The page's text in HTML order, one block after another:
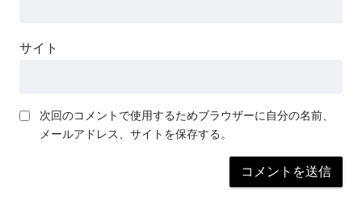
サイト
次回のコメントで使用するためブラウザーに自分の名前、
メールアドレス、サイトを保存する。